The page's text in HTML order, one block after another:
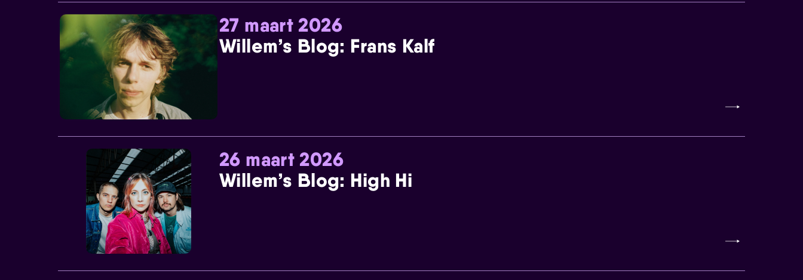
27 maart 2026
Willem’s Blog: Frans Kalf
26 maart 2026
Willem’s Blog: High Hi